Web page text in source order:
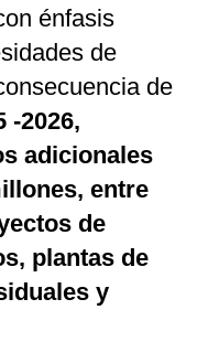
énfasis
de
de
-2026,
adicionales
entre
de
plantas de
y